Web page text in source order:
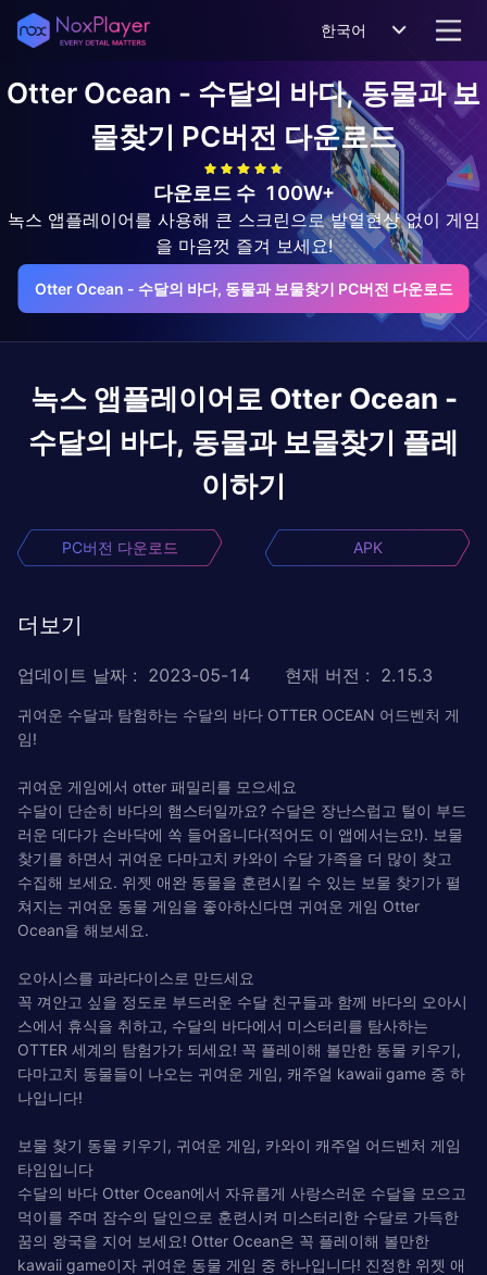
한국어
Otter Ocean - 수달의 바다, 동물과 보
물찾기 PC버전 다운로드
다운로드 수 100W+
녹스 앱플레이어를 사용해 큰 스크린으로 발열현상 없이 게임
을 마음껏 즐겨 보세요!
Otter Ocean - 수달의 바다, 동물과 보물찾기 PC버전 다운로드
녹스 앱플레이어로 Otter Ocean -
수달의 바다, 동물과 보물찾기 플레
이하기
PC버전 다운로드 APK
더보기
업데이트 날짜 : 2023-05-14 현재 버전 : 2.15.3
귀여운 수달과 탐험하는 수달의 바다 OTTER OCEAN 어드벤처 게
임!
귀여운 게임에서 otter 패밀리를 모으세요
수달이 단순히 바다의 햄스터일까요? 수달은 장난스럽고 털이 부드
러운 데다가 손바닥에 쏙 들어옵니다(적어도 이 앱에서는요!). 보물
찾기를 하면서 귀여운 다마고치 카와이 수달 가족을 더 많이 찾고
수집해 보세요. 위젯 애완 동물을 훈련시킬 수 있는 보물 찾기가 펼
쳐지는 귀여운 동물 게임을 좋아하신다면 귀여운 게임 Otter
Ocean을 해보세요.
오아시스를 파라다이스로 만드세요
꼭 껴안고 싶을 정도로 부드러운 수달 친구들과 함께 바다의 오아시
스에서 휴식을 취하고, 수달의 바다에서 미스터리를 탐사하는
OTTER 세계의 탐험가가 되세요! 꼭 플레이해 볼만한 동물 키우기,
다마고치 동물들이 나오는 귀여운 게임, 캐주얼 kawaii game 중 하
나입니다!
보물 찾기 동물 키우기, 귀여운 게임, 카와이 캐주얼 어드벤처 게임
타임입니다
수달의 바다 Otter Ocean에서 자유롭게 사랑스러운 수달을 모으고
먹이를 주며 잠수의 달인으로 훈련시켜 미스터리한 수달로 가득한
꿈의 왕국을 지어 보세요! Otter Ocean은 꼭 플레이해 볼만한
kawaii game이자 귀여운 동물 게임 중 하나입니다! 진정한 위젯 애